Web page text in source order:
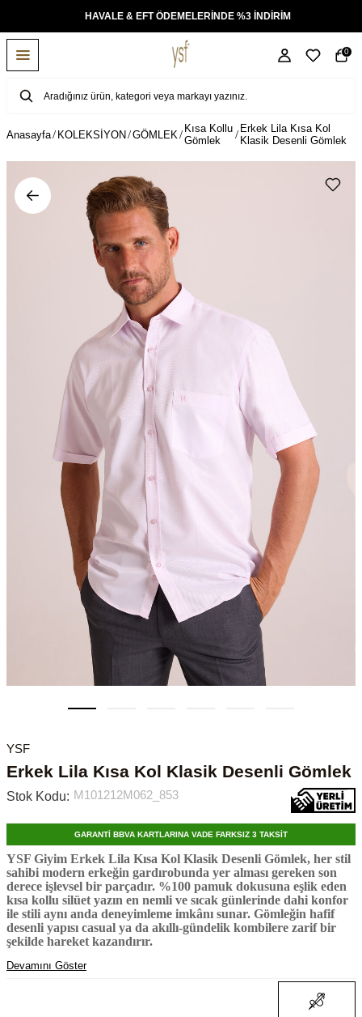
HAVALE & EFT ÖDEMELERİNDE %3 İNDİRİM
0
Anasayfa KOLEKSİYON GÖMLEK
Kısa Kollu
Gömlek
Erkek Lila Kısa Kol
Klasik Desenli Gömlek
YSF
Erkek Lila Kısa Kol Klasik Desenli Gömlek
Stok Kodu: M101212M062_853
GARANTİ BBVA KARTLARINA VADE FARKSIZ 3 TAKSİT
YSF Giyim Erkek Lila Kısa Kol Klasik Desenli Gömlek, her stil
sahibi modern erkeğin gardırobunda yer alması gereken son
derece işlevsel bir parçadır. %100 pamuk dokusuna eşlik eden
kısa kollu silüet yazın en nemli ve sıcak günlerinde dahi konfor
ile stili aynı anda deneyimleme imkânı sunar. Gömleğin hafif
desenli yapısı casual ya da akıllı-gündelik kombilere zarif bir
şekilde hareket kazandırır.
Devamını Göster